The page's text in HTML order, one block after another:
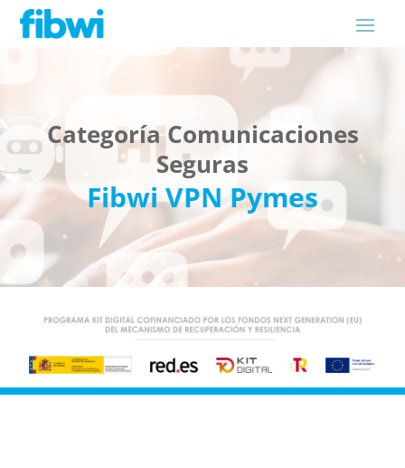
Categoría Comunicaciones
Seguras
Fibwi VPN Pymes